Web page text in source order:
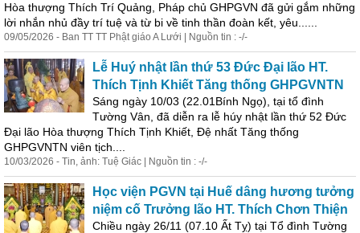
Hòa thượng Thích Trí Quảng, Pháp chủ GHPGVN đã gửi gắm những
lời nhắn nhủ đầy trí tuệ và từ bi về tinh thần đoàn kết, yêu......
09/05/2026 - Ban TT TT Phật giáo A Lưới | Nguồn tin : -/-
Lễ Huý nhật lần thứ 53 Đức Đại lão HT.
Thích Tịnh Khiết Tăng thống GHPGVNTN
Sáng ngày 10/03 (22.01Bính Ngọ), tại tổ đình
Tường Vân, đã diễn ra lễ húy nhật lần thứ 52 Đức
Đại lão Hòa thượng Thích Tịnh Khiết, Đệ nhất Tăng thống
GHPGVNTN viên tịch....
10/03/2026 - Tin, ảnh: Tuệ Giác | Nguồn tin : -/-
Học viện PGVN tại Huế dâng hương tưởng
niệm cố Trưởng lão HT. Thích Chơn Thiện
Chiều ngày 26/11 (07.10 Ất Tỵ) tại Tổ đình Tường